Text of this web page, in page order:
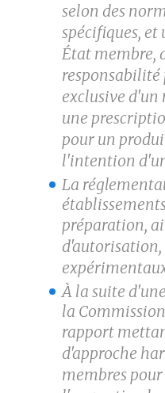
selon des
spécifiques, et
État membre,
responsabilité
exclusive d'un
une
pour un
l'intention
La
préparation,
À la suite
la
rapport
d'approche
membres